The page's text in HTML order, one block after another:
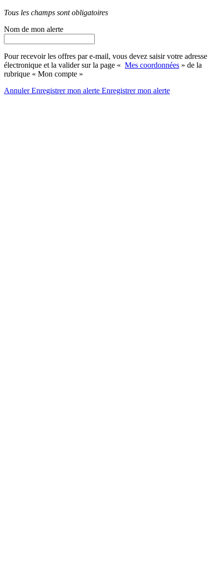
Tous les champs sont obligatoires
Nom de mon alerte
Pour recevoir les offres par e-mail, vous devez saisir votre adresse
électronique et la valider sur la page « Mes coordonnées » de la
rubrique « Mon compte »
AnnulerEnregistrer mon alerte Enregistrermon alerte